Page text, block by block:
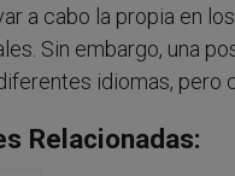
a cabo la propia en
Sin embargo, una
idiomas, pero
Relacionadas: